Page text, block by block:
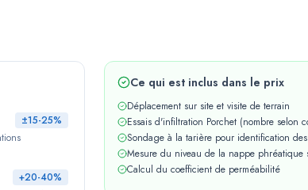
±15-25%
+20-40%
Ce qui est inclus dans le prix
Déplacement sur site et visite de terrain
Essais d'infiltration Porchet (nombre selon
Sondage à la tarière pour identification
Mesure du niveau de la nappe phréatique
Calcul du coefficient de perméabilité